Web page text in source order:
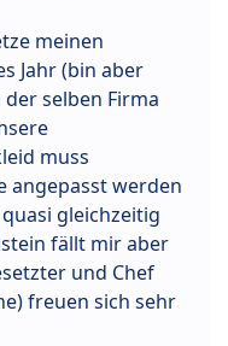
meinen
Jahr (bin aber
selben Firma
muss
angepasst werden
gleichzeitig
fällt mir aber
und Chef
freuen sich sehr